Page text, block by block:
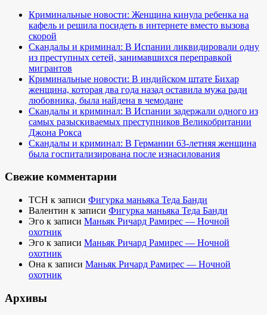
Криминальные новости: Женщина кинула ребенка на
кафель и решила посидеть в интернете вместо вызова
скорой
Скандалы и криминал: В Испании ликвидировали одну
из преступных сетей, занимавшихся переправкой
мигрантов
Криминальные новости: В индийском штате Бихар
женщина, которая два года назад оставила мужа ради
любовника, была найдена в чемодане
Скандалы и криминал: В Испании задержали одного из
самых разыскиваемых преступников Великобритании
Джона Рокса
Скандалы и криминал: В Германии 63-летняя женщина
была госпитализирована после изнасилования
Свежие комментарии
TCH к записи Фигурка маньяка Теда Банди
Валентин к записи Фигурка маньяка Теда Банди
Эго к записи Маньяк Ричард Рамирес — Ночной
охотник
Эго к записи Маньяк Ричард Рамирес — Ночной
охотник
Она к записи Маньяк Ричард Рамирес — Ночной
охотник
Архивы